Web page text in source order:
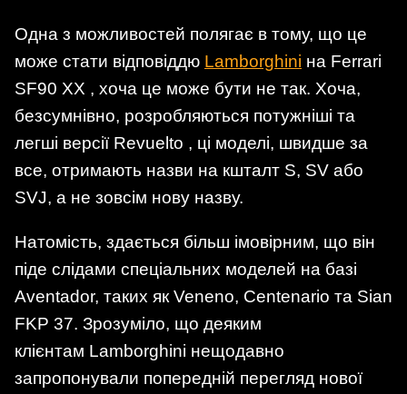
Одна з можливостей полягає в тому, що це
може стати відповіддю Lamborghini на Ferrari
SF90 XX , хоча це може бути не так. Хоча,
безсумнівно, розробляються потужніші та
легші версії Revuelto , ці моделі, швидше за
все, отримають назви на кшталт S, SV або
SVJ, а не зовсім нову назву.
Натомість, здається більш імовірним, що він
піде слідами спеціальних моделей на базі
Aventador, таких як Veneno, Centenario та Sian
FKP 37. Зрозуміло, що деяким
клієнтам Lamborghini нещодавно
запропонували попередній перегляд нової